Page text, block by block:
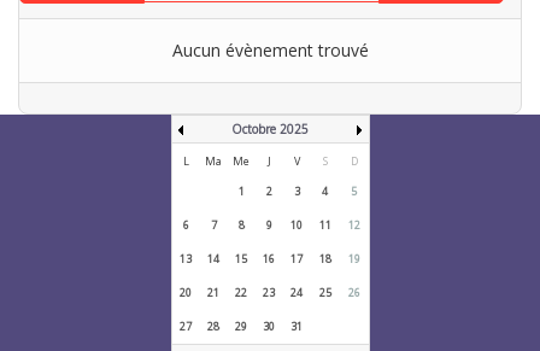
Aucun évènement trouvé
Octobre 2025
L Ma Me J V S
D
1
2 3 4 5
6 7 8 9 10 11 12
13 14 15 16 17 18 19
20 21 22 23 24 25 26
27 28 29 30 31